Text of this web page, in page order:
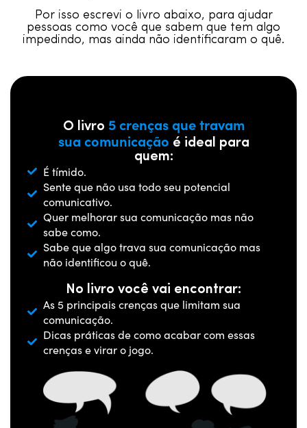
Por isso escrevi o livro abaixo, para ajudar
pessoas como você que sabem que tem algo
impedindo, mas ainda não identificaram o quê.
O livro 5 crenças que travam
sua comunicação é ideal para
quem:
É tímido.
Sente que não usa todo seu potencial
comunicativo.
Quer melhorar sua comunicação mas não
sabe como.
Sabe que algo trava sua comunicação mas
não identificou o quê.
No livro você vai encontrar:
As 5 principais crenças que limitam sua
comunicação.
Dicas práticas de como acabar com essas
crenças e virar o jogo.